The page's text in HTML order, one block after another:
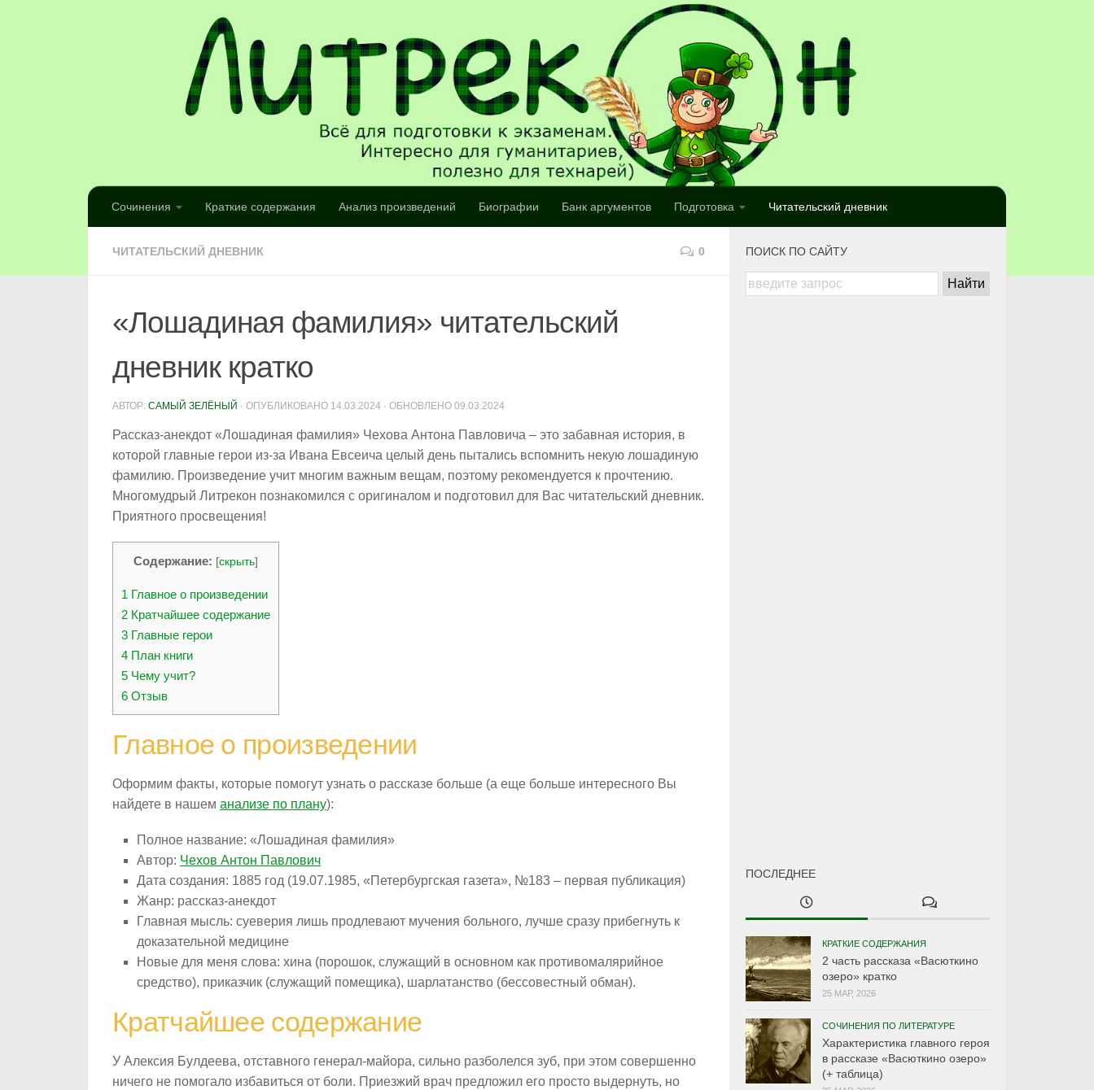
Сочинения Краткие содержания Анализ произведений Биографии Банк аргументов Подготовка Читательский дневник
ЧИТАТЕЛЬСКИЙ ДНЕВНИК 0
«Лошадиная фамилия» читательский
дневник кратко
АВТОР: САМЫЙ ЗЕЛЁНЫЙ · ОПУБЛИКОВАНО 14.03.2024 · ОБНОВЛЕНО 09.03.2024
Рассказ-анекдот «Лошадиная фамилия» Чехова Антона Павловича – это забавная история, в
которой главные герои из-за Ивана Евсеича целый день пытались вспомнить некую лошадиную
фамилию. Произведение учит многим важным вещам, поэтому рекомендуется к прочтению.
Многомудрый Литрекон познакомился с оригиналом и подготовил для Вас читательский дневник.
Приятного просвещения!
Содержание: [скрыть]
1 Главное о произведении
2 Кратчайшее содержание
3 Главные герои
4 План книги
5 Чему учит?
6 Отзыв
Главное о произведении
Оформим факты, которые помогут узнать о рассказе больше (а еще больше интересного Вы
найдете в нашем анализе по плану):
Полное название: «Лошадиная фамилия»
Автор: Чехов Антон Павлович
Дата создания: 1885 год (19.07.1985, «Петербургская газета», №183 – первая публикация)
Жанр: рассказ-анекдот
Главная мысль: суеверия лишь продлевают мучения больного, лучше сразу прибегнуть к
доказательной медицине
Новые для меня слова: хина (порошок, служащий в основном как противомалярийное
средство), приказчик (служащий помещика), шарлатанство (бессовестный обман).
Кратчайшее содержание
У Алексия Булдеева, отставного генерал-майора, сильно разболелся зуб, при этом совершенно
ничего не помогало избавиться от боли. Приезжий врач предложил его просто выдернуть, но
ПОИСК ПО САЙТУ
ПОСЛЕДНЕЕ
КРАТКИЕ СОДЕРЖАНИЯ
2 часть рассказа «Васюткино
озеро» кратко
25 МАР, 2026
СОЧИНЕНИЯ ПО ЛИТЕРАТУРЕ
Характеристика главного героя
в рассказе «Васюткино озеро»
(+ таблица)